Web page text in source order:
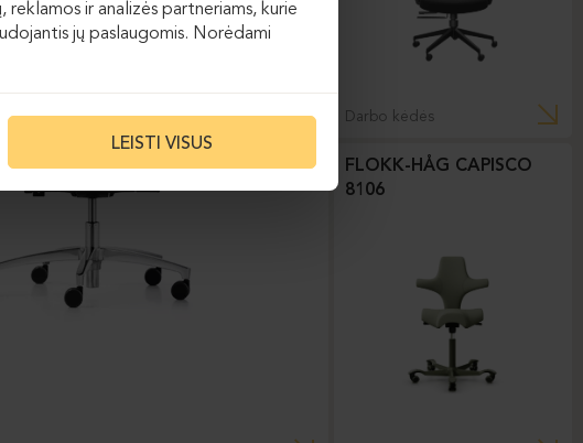
Darbo kėdės
FLOKK-HÅG CAPISCO
8106
ir analizės partneriams, kurie
jų paslaugomis. Norėdami
LEISTI VISUS